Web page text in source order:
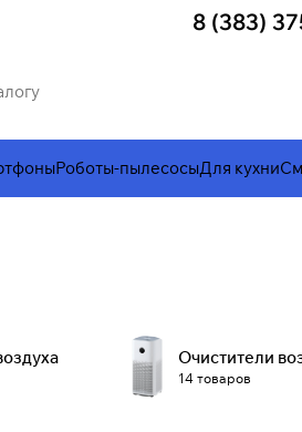
8 (383)
Роботы-пылесосыДля кухни
Очистители
14 товаров